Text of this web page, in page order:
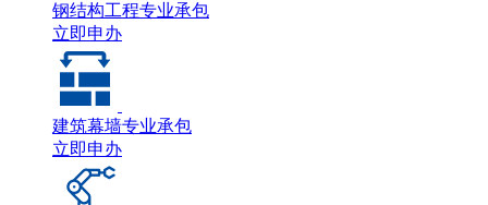
钢结构工程专业承包
立即申办
建筑幕墙专业承包
立即申办